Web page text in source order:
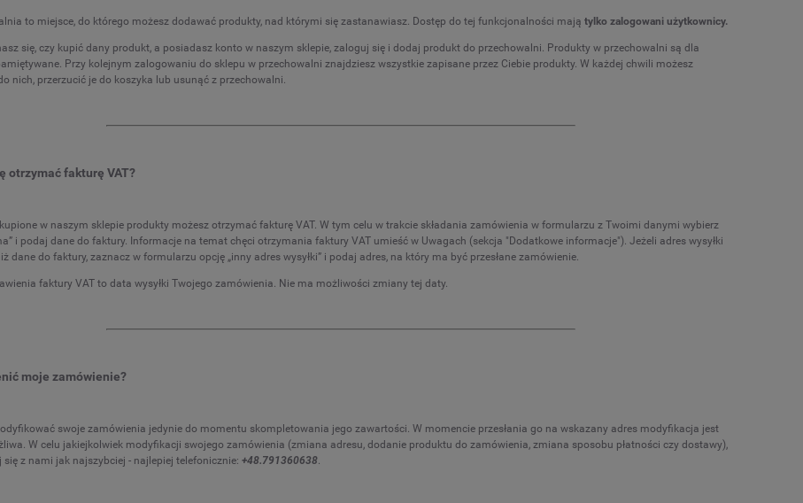
to miejsce, do którego możesz dodawać produkty, nad którymi się zastanawiasz. Dostęp do tej funkcjonalności mają tylko zalogowani użytkownicy.
się, czy kupić dany produkt, a posiadasz konto w naszym sklepie, zaloguj się i dodaj produkt do przechowalni. Produkty w przechowalni są dla
Przy kolejnym zalogowaniu do sklepu w przechowalni znajdziesz wszystkie zapisane przez Ciebie produkty. W każdej chwili możesz
nich, przerzucić je do koszyka lub usunąć z przechowalni.
otrzymać fakturę VAT?
w naszym sklepie produkty możesz otrzymać fakturę VAT. W tym celu w trakcie składania zamówienia w formularzu z Twoimi danymi wybierz
i podaj dane do faktury. Informacje na temat chęci otrzymania faktury VAT umieść w Uwagach (sekcja "Dodatkowe informacje"). Jeżeli adres wysyłki
dane do faktury, zaznacz w formularzu opcję „inny adres wysyłki” i podaj adres, na który ma być przesłane zamówienie.
faktury VAT to data wysyłki Twojego zamówienia. Nie ma możliwości zmiany tej daty.
moje zamówienie?
swoje zamówienia jedynie do momentu skompletowania jego zawartości. W momencie przesłania go na wskazany adres modyfikacja jest
W celu jakiejkolwiek modyfikacji swojego zamówienia (zmiana adresu, dodanie produktu do zamówienia, zmiana sposobu płatności czy dostawy),
się z nami jak najszybciej - najlepiej telefonicznie: +48.791360638.